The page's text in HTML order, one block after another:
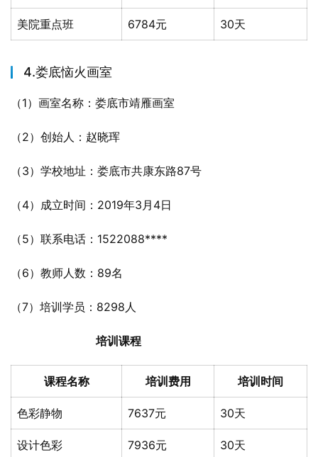
美院重点班 6784元 30天
4.娄底恼火画室
（1）画室名称：娄底市靖雁画室
（2）创始人：赵晓珲
（3）学校地址：娄底市共康东路87号
（4）成立时间：2019年3月4日
（5）联系电话：1522088****
（6）教师人数：89名
（7）培训学员：8298人
培训课程
课程名称 培训费用 培训时间
色彩静物 7637元 30天
设计色彩 7936元 30天